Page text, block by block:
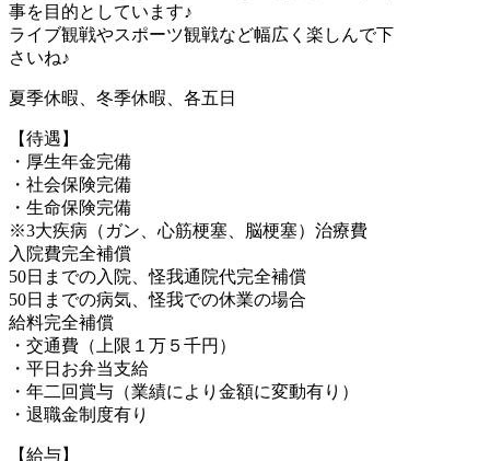
事を目的としています♪
ライブ観戦やスポーツ観戦など幅広く楽しんで下
さいね♪
夏季休暇、冬季休暇、各五日
【待遇】
・厚生年金完備
・社会保険完備
・生命保険完備
※3大疾病（ガン、心筋梗塞、脳梗塞）治療費
入院費完全補償
50日までの入院、怪我通院代完全補償
50日までの病気、怪我での休業の場合
給料完全補償
・交通費（上限１万５千円）
・平日お弁当支給
・年二回賞与（業績により金額に変動有り）
・退職金制度有り
【給与】